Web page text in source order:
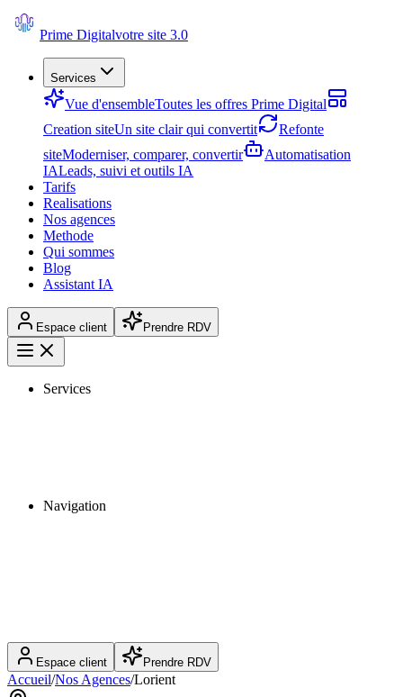
Prime Digitalvotre site 3.0
Services
Vue d'ensembleToutes les offres Prime Digital
Creation siteUn site clair qui convertit
Refonte
siteModerniser, comparer, convertir
Automatisation
IALeads, suivi et outils IA
Tarifs
Realisations
Nos agences
Methode
Qui sommes
Blog
Assistant IA
Espace client Prendre RDV
Services
Navigation
Espace client Prendre RDV
Accueil/Nos Agences/Lorient